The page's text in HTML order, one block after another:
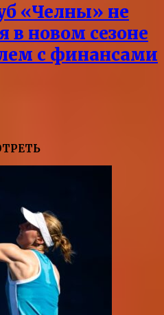
«Челны» не
в новом сезоне
с финансами